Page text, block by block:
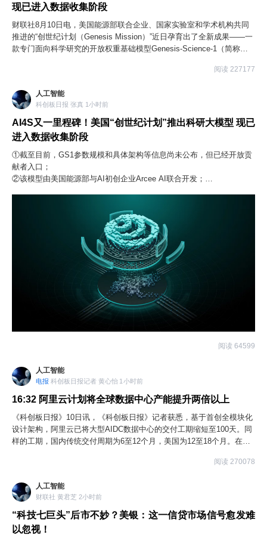
现已进入数据收集阶段
财联社8月10日电，美国能源部联合企业、国家实验室和学术机构共同
推进的“创世纪计划（Genesis Mission）”近日孕育出了全新成果——一
款专门面向科学研究的开放权重基础模型Genesis-Science-1（简称
工智能（AI）变革科学研究方式、加速科学发现。截至目前，GS1尚未
入口，开始向各界征集训练数据、科研环境、评测体系和技术能力。
阅读 227177
人工智能
科创板日报 张真 1小时前
AI4S又一里程碑！美国“创世纪计划”推出科研大模型 现已
进入数据收集阶段
①截至目前，GS1参数规模和具体架构等信息尚未公布，但已经开放贡
献者入口；
②该模型由美国能源部与AI初创企业Arcee AI联合开发；
阅读 64599
人工智能
电报 科创板日报记者 黄心怡 1小时前
16:32 阿里云计划将全球数据中心产能提升两倍以上
《科创板日报》10日讯，《科创板日报》记者获悉，基于首创全模块化
设计架构，阿里云已将大型AIDC数据中心的交付工期缩短至100天。同
样的工期，国内传统交付周期为6至12个月，美国为12至18个月。在缩
里云计划将模块化数据中心的全球产能提升两倍以上。小K注：数据中
再运抵数据中心，现场像搭积木一样吊装。
阅读 270078
人工智能
财联社 黄君芝 2小时前
“科技七巨头”后市不妙？美银：这一信贷市场信号愈发难
以忽视！